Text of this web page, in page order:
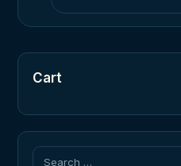
Cart
Search